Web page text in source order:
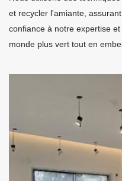
et recycler l'amiante,
confiance à notre expertise
monde plus vert tout en